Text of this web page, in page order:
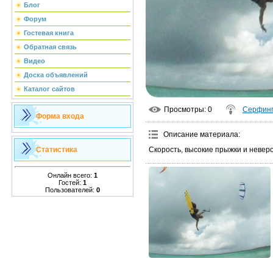
Блог
Форум
Гостевая книга
Обратная связь
Видео
Доска объявлений
Каталог сайтов
Форма входа
Статистика
Онлайн всего: 1
Гостей: 1
Пользователей: 0
Просмотры: 0 Серфинг
Описание материала:
Скорость, высокие прыжки и